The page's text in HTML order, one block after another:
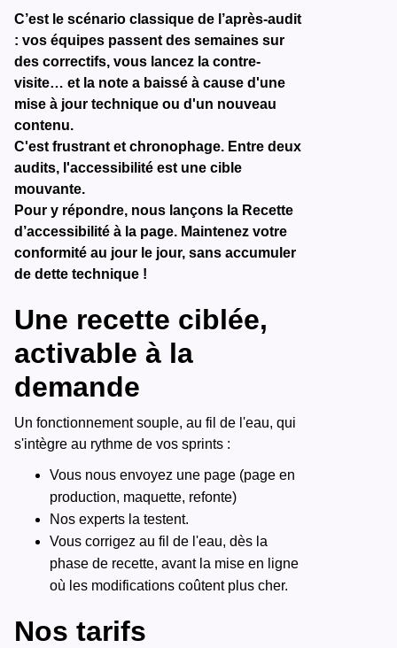
C’est le scénario classique de l’après-audit
: vos équipes passent des semaines sur
des correctifs, vous lancez la contre-
visite… et la note a baissé à cause d'une
mise à jour technique ou d'un nouveau
contenu.
C'est frustrant et chronophage. Entre deux
audits, l'accessibilité est une cible
mouvante.
Pour y répondre, nous lançons la Recette
d’accessibilité à la page. Maintenez votre
conformité au jour le jour, sans accumuler
de dette technique !
Une recette ciblée,
activable à la
demande
Un fonctionnement souple, au fil de l'eau, qui
s'intègre au rythme de vos sprints :
Vous nous envoyez une page (page en
production, maquette, refonte)
Nos experts la testent.
Vous corrigez au fil de l'eau, dès la
phase de recette, avant la mise en ligne
où les modifications coûtent plus cher.
Nos tarifs